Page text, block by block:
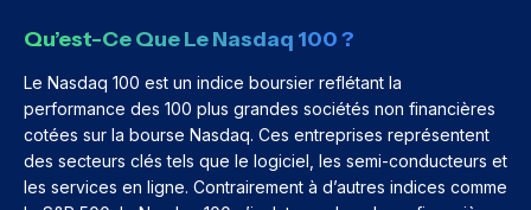
Qu’est-Ce Que Le Nasdaq 100 ?
Le Nasdaq 100 est un indice boursier reflétant la
performance des 100 plus grandes sociétés non financières
cotées sur la bourse Nasdaq. Ces entreprises représentent
des secteurs clés tels que le logiciel, les semi-conducteurs et
les services en ligne. Contrairement à d’autres indices comme